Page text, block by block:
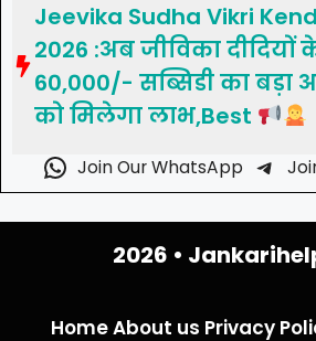
Jeevika Sudha Vikri
2026 :अब जीविका दीदियों
60,000/- सब्सिडी का
को मिलेगा लाभ,Best
Join Our WhatsApp
2026 •
HomeAbout us Privacy